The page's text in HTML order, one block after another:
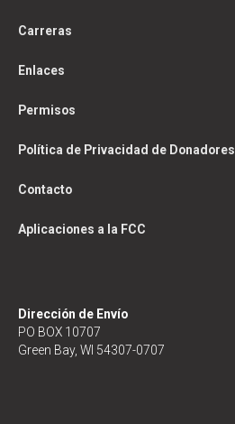
Carreras
Enlaces
Permisos
Política de Privacidad de Donadores
Contacto
Aplicaciones a la FCC
Dirección de Envío
PO BOX 10707
Green Bay, WI 54307-0707